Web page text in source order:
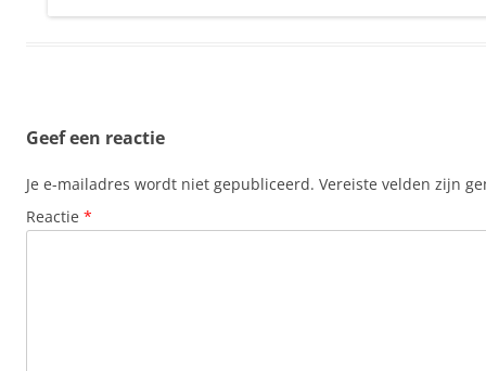
Geef een reactie
Je e-mailadres wordt niet gepubliceerd. Vereiste velden zijn
Reactie *